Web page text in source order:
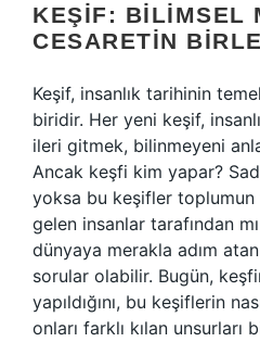
KEŞIF: BILIMSEL
CESARETIN
Keşif, insanlık tarihinin
biridir. Her yeni keşif,
ileri gitmek, bilinmeyeni
Ancak keşfi kim yapar?
yoksa bu keşifler toplumun
gelen insanlar tarafından
dünyaya merakla adım
sorular olabilir. Bugün,
yapıldığını, bu keşiflerin
onları farklı kılan